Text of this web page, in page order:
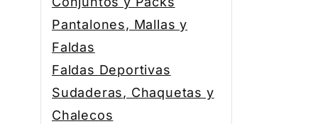
Pantalones, Mallas y
Faldas
Faldas Deportivas
Sudaderas, Chaquetas y
Chalecos